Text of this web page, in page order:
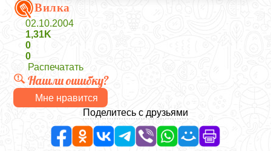
Вилка
02.10.2004
1,31K
0
0
Распечатать
Нашли ошибку?
Мне нравится
Поделитесь с друзьями